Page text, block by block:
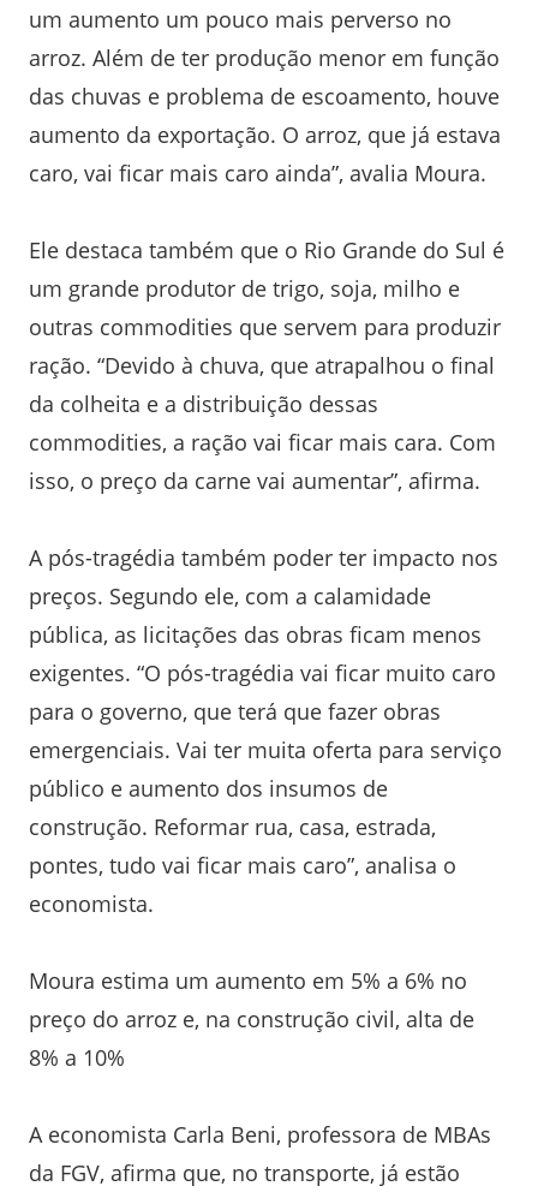
um aumento um pouco mais perverso no
arroz. Além de ter produção menor em função
das chuvas e problema de escoamento, houve
aumento da exportação. O arroz, que já estava
caro, vai ficar mais caro ainda”, avalia Moura.
Ele destaca também que o Rio Grande do Sul é
um grande produtor de trigo, soja, milho e
outras commodities que servem para produzir
ração. “Devido à chuva, que atrapalhou o final
da colheita e a distribuição dessas
commodities, a ração vai ficar mais cara. Com
isso, o preço da carne vai aumentar”, afirma.
A pós-tragédia também poder ter impacto nos
preços. Segundo ele, com a calamidade
pública, as licitações das obras ficam menos
exigentes. “O pós-tragédia vai ficar muito caro
para o governo, que terá que fazer obras
emergenciais. Vai ter muita oferta para serviço
público e aumento dos insumos de
construção. Reformar rua, casa, estrada,
pontes, tudo vai ficar mais caro”, analisa o
economista.
Moura estima um aumento em 5% a 6% no
preço do arroz e, na construção civil, alta de
8% a 10%
A economista Carla Beni, professora de MBAs
da FGV, afirma que, no transporte, já estão